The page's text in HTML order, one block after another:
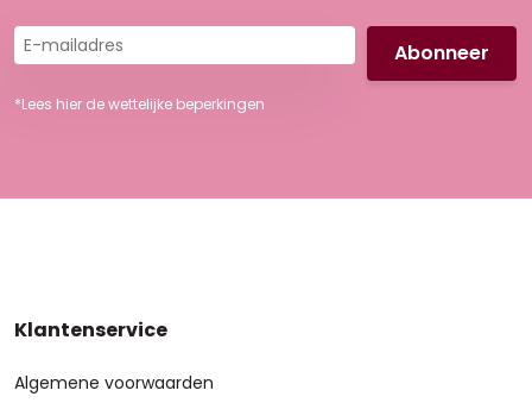
E-
mailadres
*Lees hier de wettelijke beperkingen
Klantenservice
Algemene voorwaarden